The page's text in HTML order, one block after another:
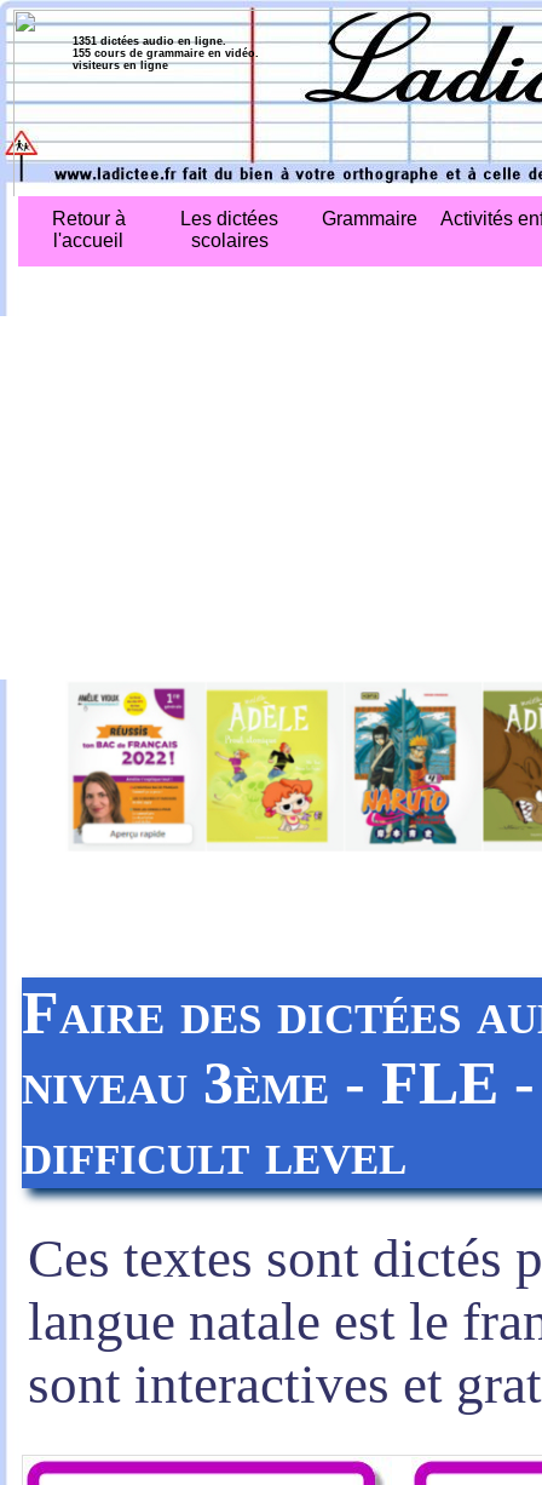
Faire des dictées
niveau 3ème -
difficult level
Ces textes sont dictés
langue natale est le
sont interactives et